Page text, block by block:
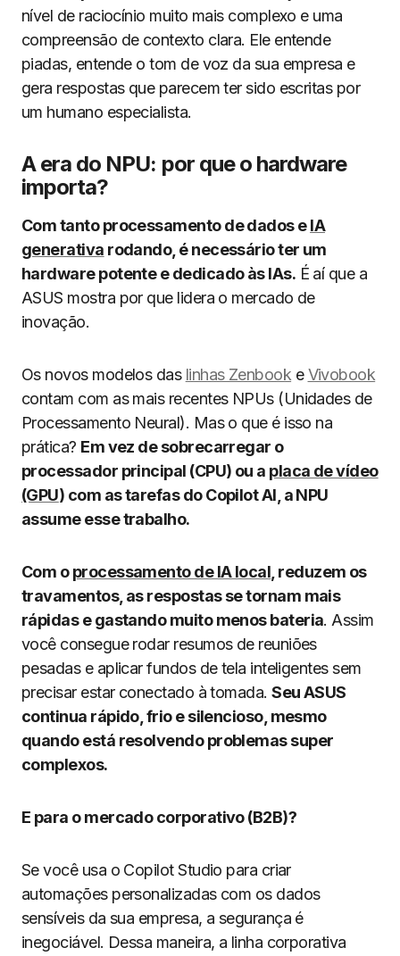
nível de raciocínio muito mais complexo e uma
compreensão de contexto clara. Ele entende
piadas, entende o tom de voz da sua empresa e
gera respostas que parecem ter sido escritas por
um humano especialista.
A era do NPU: por que o hardware
importa?
Com tanto processamento de dados eIA
generativa rodando, é necessário ter um
hardware potente e dedicado às IAs. É aí que a
ASUS mostra por que lidera o mercado de
inovação.
Os novos modelos das linhas ZenbookeVivobook
contam com as mais recentes NPUs (Unidades de
Processamento Neural). Mas o que é isso na
prática? Em vez de sobrecarregar o
processador principal (CPU) ou a placa de vídeo
(GPU) com as tarefas do Copilot AI, a NPU
assume esse trabalho.
Com oprocessamento de IA local, reduzem os
travamentos, as respostas se tornam mais
rápidas e gastando muito menos bateria. Assim
você consegue rodar resumos de reuniões
pesadas e aplicar fundos de tela inteligentes sem
precisar estar conectado à tomada.Seu ASUS
continua rápido, frio e silencioso, mesmo
quando está resolvendo problemas super
complexos.
E para o mercado corporativo (B2B)?
Se você usa o Copilot Studio para criar
automações personalizadas com os dados
sensíveis da sua empresa, a segurança é
inegociável. Dessa maneira, a linha corporativa